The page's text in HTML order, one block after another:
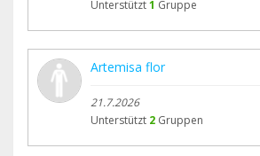
Unterstützt1 Gruppe
Artemisa flor
21.7.2026
Unterstützt 2 Gruppen